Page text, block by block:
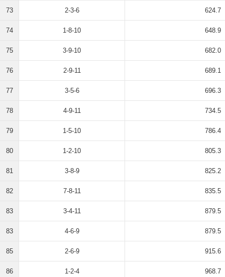
73 2-3-6 624.7
74 1-8-10 648.9
75 3-9-10 682.0
76 2-9-11 689.1
77 3-5-6 696.3
78 4-9-11 734.5
79 1-5-10 786.4
80 1-2-10 805.3
81 3-8-9 825.2
82 7-8-11 835.5
83 3-4-11 879.5
83 4-6-9 879.5
85 2-6-9 915.6
86 1-2-4 968.7